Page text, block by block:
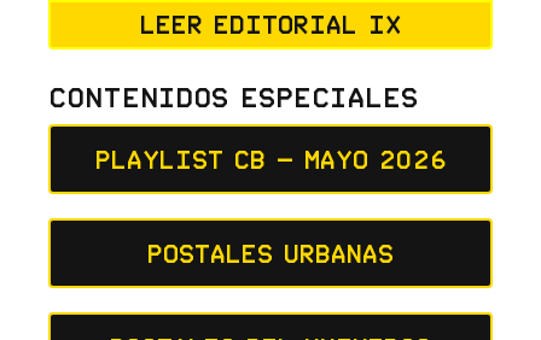
Leer editorial IX
Contenidos Especiales
Playlist CB – Mayo 2026
Postales Urbanas